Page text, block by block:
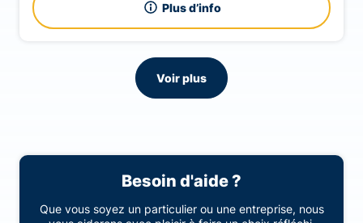
Plus d’info
Voir plus
Besoin d'aide ?
Que vous soyez un particulier ou une entreprise, nous